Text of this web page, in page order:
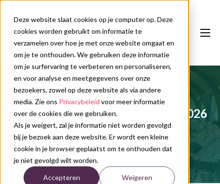
Deze website slaat cookies op je computer op. Deze
cookies worden gebruikt om informatie te
verzamelen over hoe je met onze website omgaat en
om je te onthouden. We gebruiken deze informatie
om je surfervaring te verbeteren en personaliseren,
en voor analyse en meetgegevens over onze
bezoekers, zowel op deze website als via andere
media. Zie ons Privacybeleid voor meer informatie
over de cookies die we gebruiken.
Als je weigert, zal je informatie niet worden gevolgd
bij je bezoek aan deze website. Er wordt een kleine
cookie in je browser geplaatst om te onthouden dat
je niet gevolgd wilt worden.
Accepteren Weigeren
Onze diensten
Congreskalender
Nieuws
Over ons
Contact
MT-Congres der Lage Landen - 2026